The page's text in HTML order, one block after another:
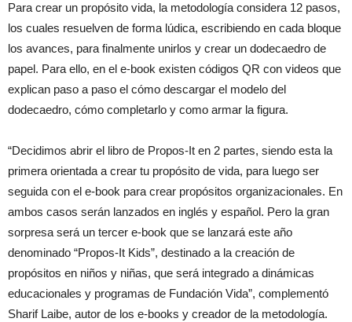
Para crear un propósito vida, la metodología considera 12 pasos,
los cuales resuelven de forma lúdica, escribiendo en cada bloque
los avances, para finalmente unirlos y crear un dodecaedro de
papel. Para ello, en el e-book existen códigos QR con videos que
explican paso a paso el cómo descargar el modelo del
dodecaedro, cómo completarlo y como armar la figura.
“Decidimos abrir el libro de Propos-It en 2 partes, siendo esta la
primera orientada a crear tu propósito de vida, para luego ser
seguida con el e-book para crear propósitos organizacionales. En
ambos casos serán lanzados en inglés y español. Pero la gran
sorpresa será un tercer e-book que se lanzará este año
denominado “Propos-It Kids”, destinado a la creación de
propósitos en niños y niñas, que será integrado a dinámicas
educacionales y programas de Fundación Vida”, complementó
Sharif Laibe, autor de los e-books y creador de la metodología.